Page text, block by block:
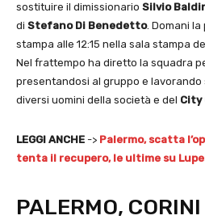
sostituire il dimissionario Silvio
di Stefano Di Benedetto. Domani
stampa alle 12:15 nella sala stampa
Nel frattempo ha diretto la squadra
presentandosi al gruppo e lavorando
diversi uomini della società e del City
LEGGI ANCHE -> Palermo, scatta
tenta il recupero, le ultime su
PALERMO,